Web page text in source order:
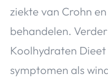
ziekte van Crohn
behandelen.
Koolhydraten
symptomen als